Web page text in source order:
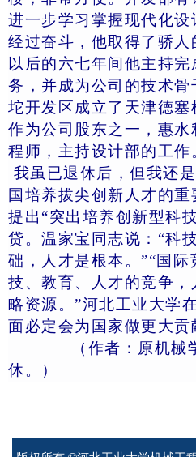
进一步学习掌握现代化设
经过奋斗，他取得了骄人
以后的六七年间他主持
务，并成为公司的技术
坨开发区成立了天津德塞
作为公司股东之一，惠水
程师，主持设计部的工作
我虽已退休后，但我还
国培养拔尖创新人才的
提出“突出培养创新型科
贷。温家宝同志说：“科
础，人才是根本。”“国
技、教育、人才的竞争
略资源。”河北工业大学
面必定会为国家做更大贡
（作者：原机
休。）